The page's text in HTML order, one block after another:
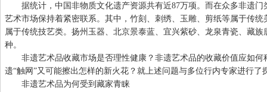
据统计，中国非物质文化遗产资源共有近87万项。而在众多非遗门
艺术市场保持着紧密联系。其中，竹刻、刺绣、玉雕、剪纸等属于传
属于传统技艺类。扬州玉器、北京景泰蓝、宜兴紫砂、龙泉青瓷、藏
种。
非遗艺术品收藏市场是否理性健康？非遗艺术品的收藏价值应如何
遗“触网”又可能擦出怎样的新火花？就上述问题与多位行内专家进行了
非遗艺术品为何受到藏家青睐